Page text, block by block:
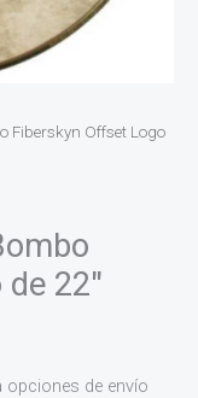
Fiberskyn Offset Logo
22″
de envío